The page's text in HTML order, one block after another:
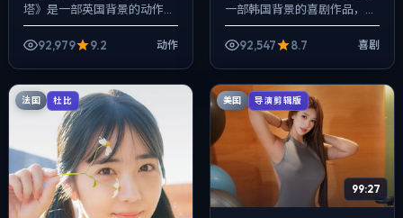
塔》是一部英国背景的动作作
品，2025年公映，由杜琪峰
执导，倪妮、松田龙平、裴斗
92,979 9.2 动作
一部韩国背景的喜剧作品，
2016年公映，由林超贤执导，
菅田将晖、张译、张子枫等主
92,547 8.7 喜剧
法国 杜比 美国 导演剪辑版
99:27